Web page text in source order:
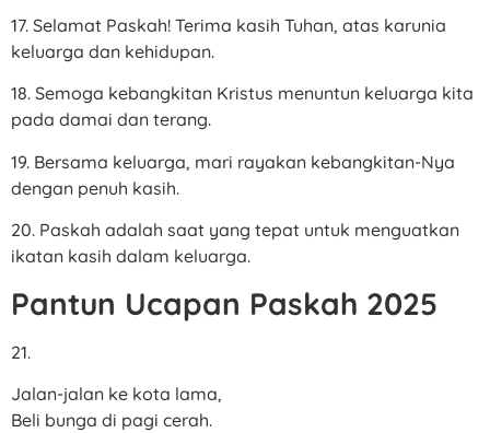
17. Selamat Paskah! Terima kasih Tuhan, atas karunia
keluarga dan kehidupan.
18. Semoga kebangkitan Kristus menuntun keluarga kita
pada damai dan terang.
19. Bersama keluarga, mari rayakan kebangkitan-Nya
dengan penuh kasih.
20. Paskah adalah saat yang tepat untuk menguatkan
ikatan kasih dalam keluarga.
Pantun Ucapan Paskah 2025
21.
Jalan-jalan ke kota lama,
Beli bunga di pagi cerah.